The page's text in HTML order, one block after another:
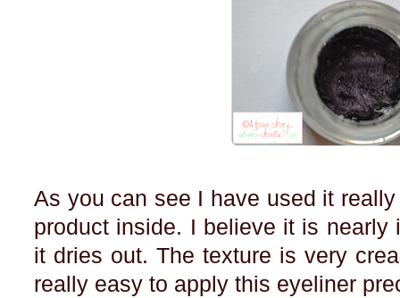
As you can see I have used it
product inside. I believe it is nearly
it dries out. The texture is very
really easy to apply this eyeliner